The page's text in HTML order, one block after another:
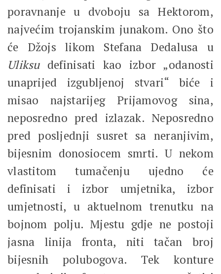
poravnanje u dvoboju sa Hektorom,
najvećim trojanskim junakom. Ono što
će Džojs likom Stefana Dedalusa u
Uliksudefinisati kao izbor „odanosti
unaprijed izgubljenoj stvari“ biće i
misao najstarijeg Prijamovog sina,
neposredno pred izlazak. Neposredno
pred posljednji susret sa neranjivim,
bijesnim donosiocem smrti. U nekom
vlastitom tumačenju ujedno će
definisati i izbor umjetnika, izbor
umjetnosti, u aktuelnom trenutku na
bojnom polju. Mjestu gdje ne postoji
jasna linija fronta, niti tačan broj
bijesnih polubogova. Tek konture